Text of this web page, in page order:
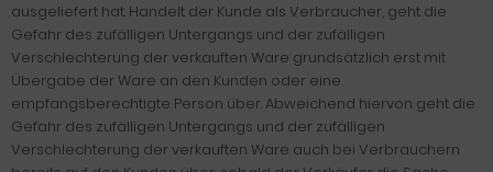
ausgeliefert hat. Handelt der Kunde als Verbraucher, geht die
Gefahr des zufälligen Untergangs und der zufälligen
Verschlechterung der verkauften Ware grundsätzlich erst mit
Übergabe der Ware an den Kunden oder eine
empfangsberechtigte Person über. Abweichend hiervon geht die
Gefahr des zufälligen Untergangs und der zufälligen
Verschlechterung der verkauften Ware auch bei Verbrauchern